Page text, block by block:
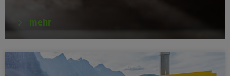
16.08.26
München
mehr